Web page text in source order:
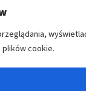
cookie.